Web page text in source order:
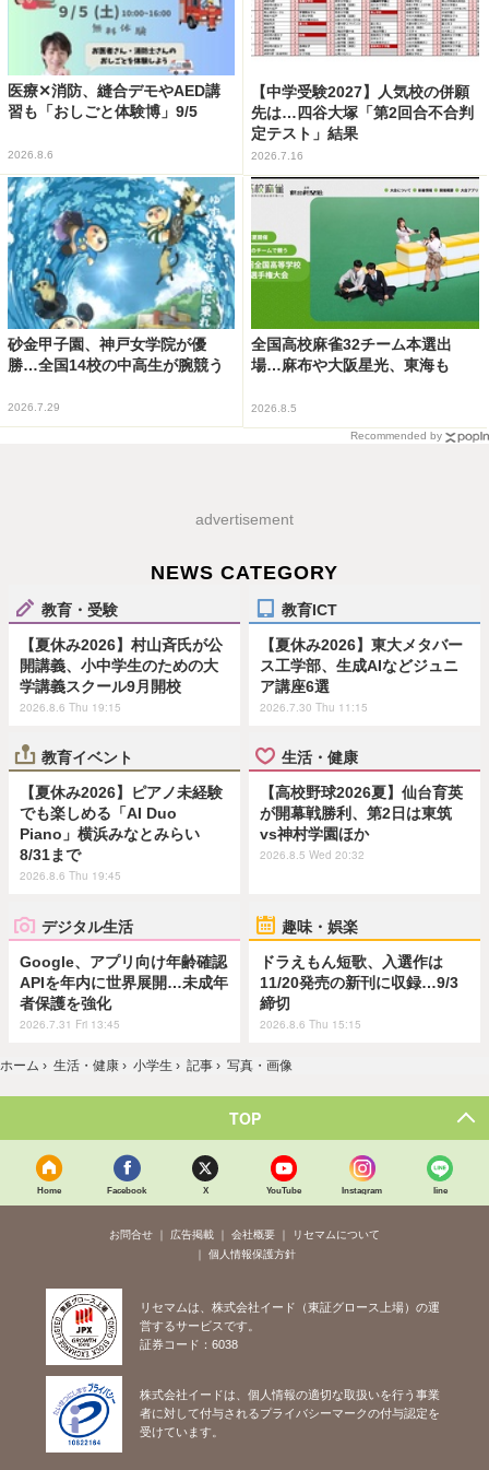
医療✕消防、縫合デモやAED講
習も「おしごと体験博」9/5
2026.8.6
【中学受験2027】人気校の併願
先は…四谷大塚「第2回合不合判
定テスト」結果
2026.7.16
砂金甲子園、神戸女学院が優
勝…全国14校の中高生が腕競う
2026.7.29
全国高校麻雀32チーム本選出
場…麻布や大阪星光、東海も
2026.8.5
Recommended by
advertisement
NEWS CATEGORY
教育・受験
【夏休み2026】村山斉氏が公
開講義、小中学生のための大
学講義スクール9月開校
2026.8.6 Thu 19:15
教育ICT
【夏休み2026】東大メタバー
ス工学部、生成AIなどジュニ
ア講座6選
2026.7.30 Thu 11:15
教育イベント
【夏休み2026】ピアノ未経験
でも楽しめる「AI Duo
Piano」横浜みなとみらい
8/31まで
2026.8.6 Thu 19:45
生活・健康
【高校野球2026夏】仙台育英
が開幕戦勝利、第2日は東筑
vs神村学園ほか
2026.8.5 Wed 20:32
デジタル生活
Google、アプリ向け年齢確認
APIを年内に世界展開…未成年
者保護を強化
2026.7.31 Fri 13:45
趣味・娯楽
ドラえもん短歌、入選作は
11/20発売の新刊に収録…9/3
締切
2026.8.6 Thu 15:15
ホーム › 生活・健康 › 小学生 › 記事 › 写真・画像
TOP
Home Facebook X YouTube Instagram line
お問合せ 広告掲載 会社概要
リセマムについて
個人情報保護方針
リセマムは、株式会社イード（東証グロース上場）の運
営するサービスです。
証券コード：6038
株式会社イードは、個人情報の適切な取扱いを行う事業
者に対して付与されるプライバシーマークの付与認定を
受けています。